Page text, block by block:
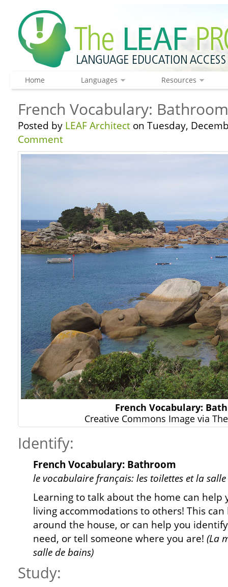
Home Languages Resources
French Vocabulary: Bathroom
Posted by LEAF Architect on Tuesday,
Comment
French Vocabulary:
Creative Commons Image via
Identify:
French Vocabulary: Bathroom
le vocabulaire français: les toilettes et la
Learning to talk about the home can help
living accommodations to others! This
around the house, or can help you
need, or tell someone where you are! (La
salle de bains)
Study: